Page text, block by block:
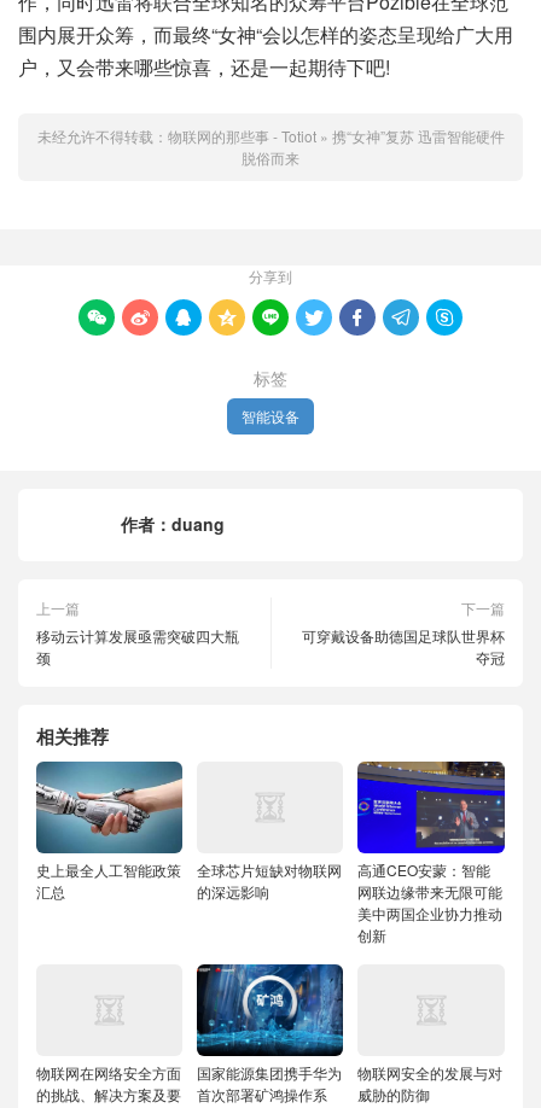
围内展开众筹，而最终“女神“会以怎样的姿态呈现给广大用
户，又会带来哪些惊喜，还是一起期待下吧!
未经允许不得转载： 物联网的那些事 - Totiot» 携“女神”复苏 迅雷智能硬件
脱俗而来
分享到
        
标签
智能设备
作者： duang
上一篇
移动云计算发展亟需突破四大瓶
颈
下一篇
可穿戴设备助德国足球队世界杯
夺冠
相关推荐
史上最全人工智能政策
汇总
全球芯片短缺对物联网
的深远影响
高通CEO安蒙：智能
网联边缘带来无限可能
美中两国企业协力推动
创新
物联网在网络安全方面
的挑战、解决方案及要
国家能源集团携手华为
首次部署矿鸿操作系
物联网安全的发展与对
威胁的防御